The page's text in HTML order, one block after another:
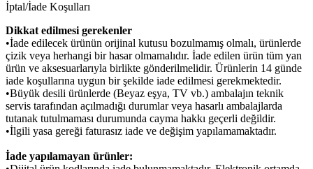
İptal/İade Koşulları
Dikkat edilmesi gerekenler
•İade edilecek ürünün orijinal kutusu bozulmamış olmalı, ürünlerde
çizik veya herhangi bir hasar olmamalıdır. İade edilen ürün tüm yan
ürün ve aksesuarlarıyla birlikte gönderilmelidir. Ürünlerin 14 günde
iade koşullarına uygun bir şekilde iade edilmesi gerekmektedir.
•Büyük desili ürünlerde (Beyaz eşya, TV vb.) ambalajın teknik
servis tarafından açılmadığı durumlar veya hasarlı ambalajlarda
tutanak tutulmaması durumunda cayma hakkı geçerli değildir.
•İlgili yasa gereği faturasız iade ve değişim yapılamamaktadır.
İade yapılamayan ürünler: